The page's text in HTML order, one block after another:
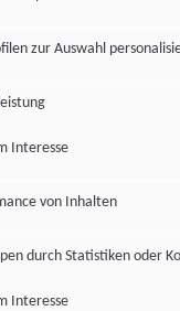
zur Auswahl
Interesse
von Inhalten
durch Statistiken oder
Interesse